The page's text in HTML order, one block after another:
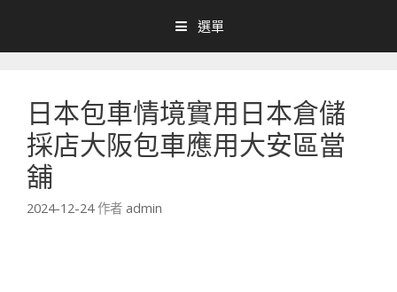
選單
日本包車情境實用日本倉儲
採店大阪包車應用大安區當
舖
2024-12-24 作者 admin